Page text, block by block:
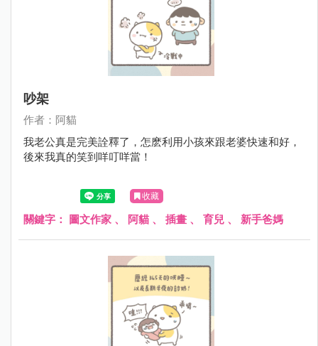
吵架
作者：阿貓
我老公真是完美詮釋了，怎麽利用小孩來跟老婆快速和好，
後來我真的笑到咩叮咩當！
收藏
關鍵字： 圖文作家 、 阿貓 、 插畫 、 育兒 、 新手爸媽